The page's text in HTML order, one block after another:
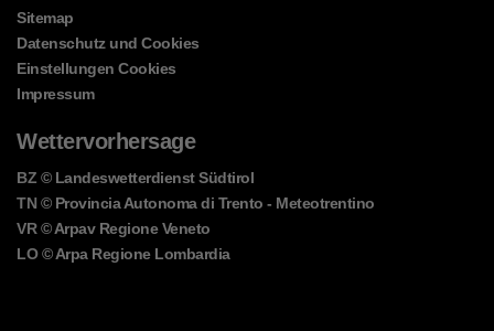
Sitemap
Datenschutz und Cookies
Einstellungen Cookies
Impressum
Wettervorhersage
BZ © Landeswetterdienst Südtirol
TN © Provincia Autonoma di Trento - Meteotrentino
VR © Arpav Regione Veneto
LO © Arpa Regione Lombardia